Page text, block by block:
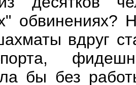
вдруг
бы без